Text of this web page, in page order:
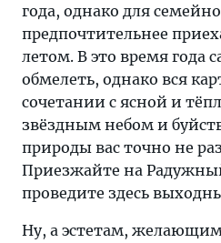
года, однако для
предпочтительнее
летом. В это время года
обмелеть, однако вся
сочетании с ясной и
звёздным небом и
природы вас точно не
Приезжайте на
проведите здесь
Ну, а эстетам, желающим